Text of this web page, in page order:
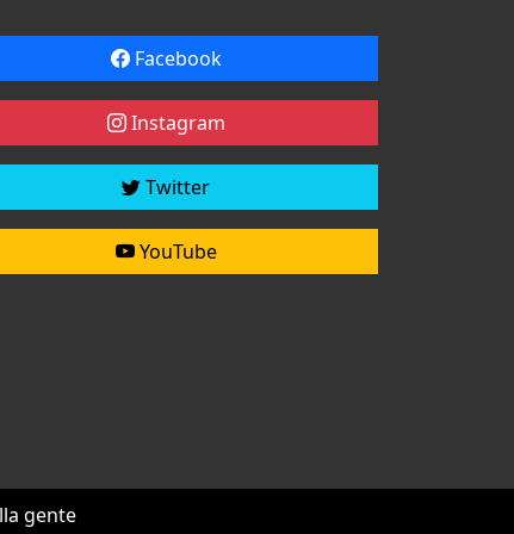
Facebook
Instagram
Twitter
YouTube
gente